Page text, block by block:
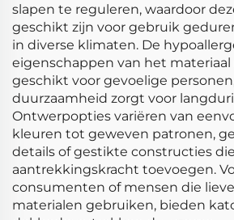
slapen te reguleren, waardoor
geschikt zijn voor gebruik
in diverse klimaten. De
eigenschappen van het
geschikt voor gevoelige
duurzaamheid zorgt voor
Ontwerpopties variëren van
kleuren tot geweven patronen,
details of gestikte constructies
aantrekkingskracht toevoegen.
consumenten of mensen die
materialen gebruiken, bieden